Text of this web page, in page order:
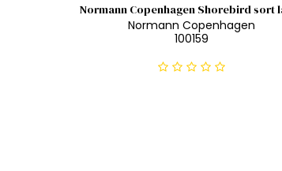
Normann Copenhagen Shorebird sort
Normann Copenhagen
100159